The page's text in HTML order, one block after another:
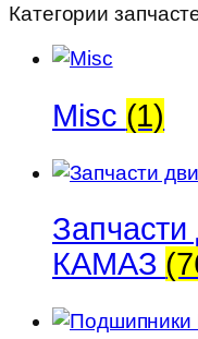
Категории
Misc (1)
КАМАЗ